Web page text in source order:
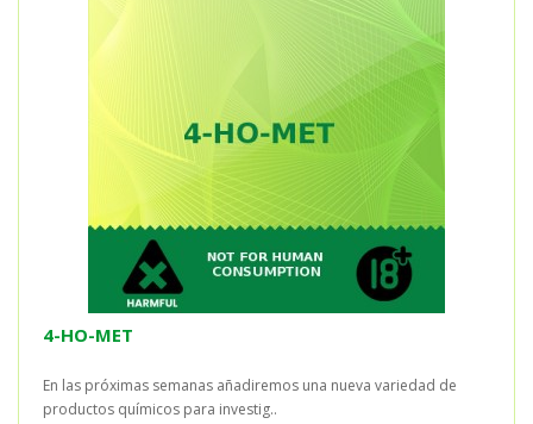
4-HO-MET
En las próximas semanas añadiremos una nueva variedad de
productos químicos para investig..